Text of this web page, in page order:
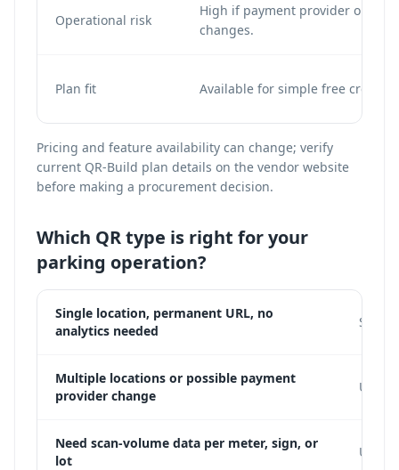
Operational risk
High if payment provider or URL
changes.
Plan fit Available for simple free
Pricing and feature availability can change; verify
current QR-Build plan details on the vendor website
before making a procurement decision.
Which QR type is right for your
parking operation?
Single location, permanent URL, no
analytics needed
Static
Multiple locations or possible payment
provider change
Use a
Need scan-volume data per meter, sign, or
lot
Use